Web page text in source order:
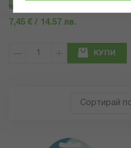
ЧУВСТВИТЕЛНА КОЖА 100МЛ
7,45 € / 14.57 лв.
КУПИ